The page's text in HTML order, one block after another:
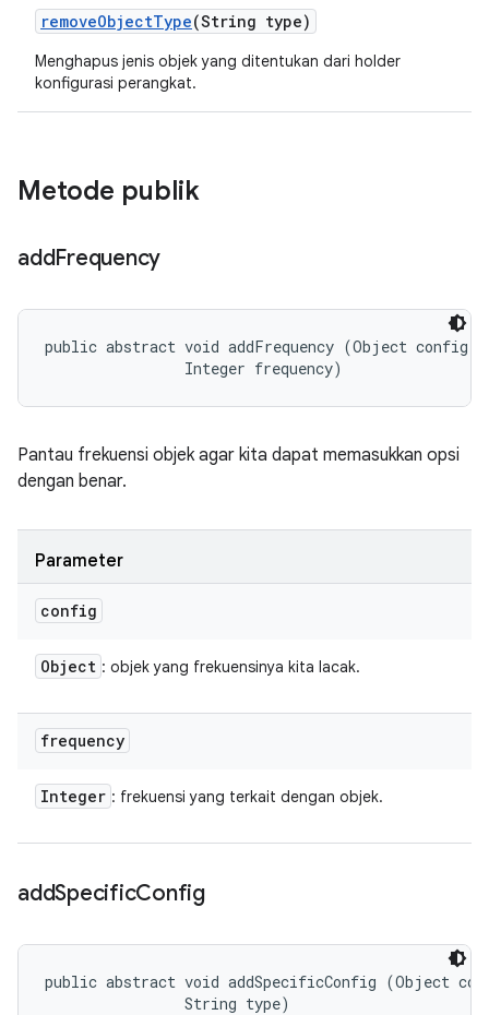
removeObjectType(String type)
Menghapus jenis objek yang ditentukan dari holder
konfigurasi perangkat.
Metode publik
addFrequency
public abstract void addFrequency (Object config,
                Integer frequency)
Pantau frekuensi objek agar kita dapat memasukkan opsi
dengan benar.
Parameter
config
Object : objek yang frekuensinya kita lacak.
frequency
Integer : frekuensi yang terkait dengan objek.
addSpecificConfig
public abstract void addSpecificConfig (Object
                String type)